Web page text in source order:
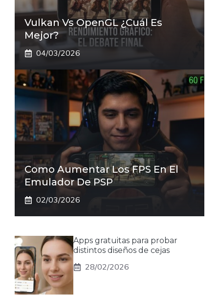
Vulkan Vs OpenGL ¿Cuál Es
Mejor?
04/03/2026
Como Aumentar Los FPS En El
Emulador De PSP
02/03/2026
Apps gratuitas para probar
distintos diseños de cejas
28/02/2026